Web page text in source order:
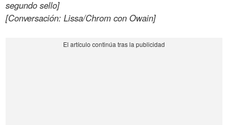
segundo sello]
[Conversación: Lissa/Chrom con Owain]